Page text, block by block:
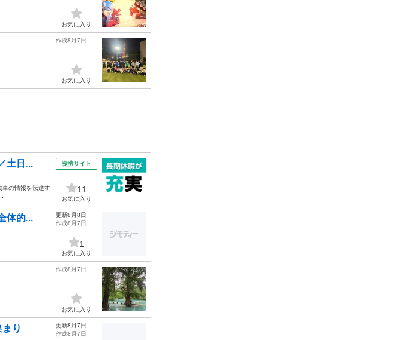
お気に入り
作成8月7日
お気に入り
土日...
の情報を伝達す
提携サイト
11
お気に入り
体的...
更新8月8日
作成8月7日
1
お気に入り
作成8月7日
お気に入り
り
更新8月7日
作成8月7日